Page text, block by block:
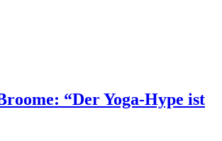
“Der Yoga-Hype ist